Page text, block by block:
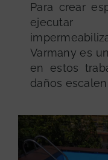
Para crear
Varmany es
en estos
daños